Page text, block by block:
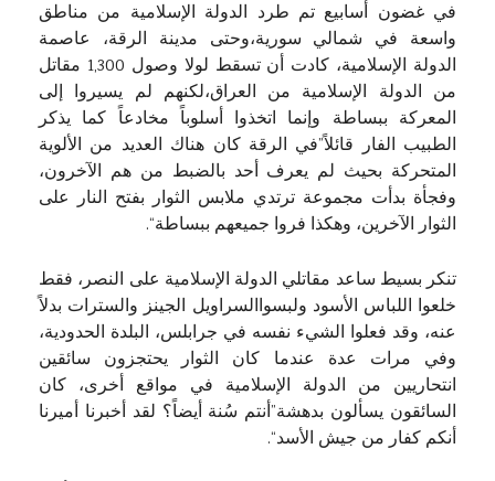
في غضون أسابيع تم طرد الدولة الإسلامية من مناطق
واسعة في شمالي سورية،وحتى مدينة الرقة، عاصمة
الدولة الإسلامية، كادت أن تسقط لولا وصول 1,300 مقاتل
من الدولة الإسلامية من العراق،لكنهم لم يسيروا إلى
المعركة ببساطة وإنما اتخذوا أسلوباً مخادعاً كما يذكر
الطبيب الفار قائلاً”في الرقة كان هناك العديد من الألوية
المتحركة بحيث لم يعرف أحد بالضبط من هم الآخرون،
وفجأة بدأت مجموعة ترتدي ملابس الثوار بفتح النار على
الثوار الآخرين، وهكذا فروا جميعهم ببساطة“.
تنكر بسيط ساعد مقاتلي الدولة الإسلامية على النصر، فقط
خلعوا اللباس الأسود ولبسواالسراويل الجينز والسترات بدلاً
عنه، وقد فعلوا الشيء نفسه في جرابلس، البلدة الحدودية،
وفي مرات عدة عندما كان الثوار يحتجزون سائقين
انتحاريين من الدولة الإسلامية في مواقع أخرى، كان
السائقون يسألون بدهشة”أنتم سُنة أيضاً؟ لقد أخبرنا أميرنا
أنكم كفار من جيش الأسد“.